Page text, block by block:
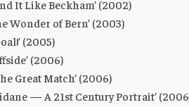
It Like Beckham’ (2002)
Wonder of Bern’ (2003)
(2005)
(2006)
Great Match’ (2006)
— A 21st Century Portrait’